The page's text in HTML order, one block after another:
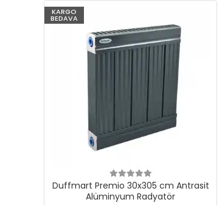
KARGO
BEDAVA
Duffmart Premio 30x305 cm Antrasit
Alüminyum Radyatör